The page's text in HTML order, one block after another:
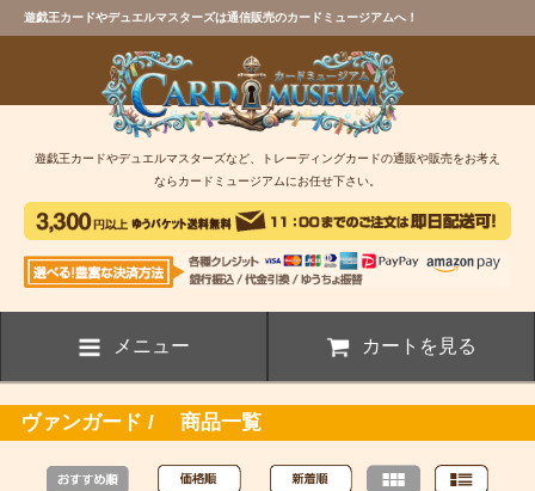
遊戯王カードやデュエルマスターズは通信販売のカードミュージアムへ！
遊戯王カードやデュエルマスターズなど、トレーディングカードの通販や販売をお考え
ならカードミュージアムにお任せ下さい。
メニュー カートを見る
ヴァンガード / 商品一覧